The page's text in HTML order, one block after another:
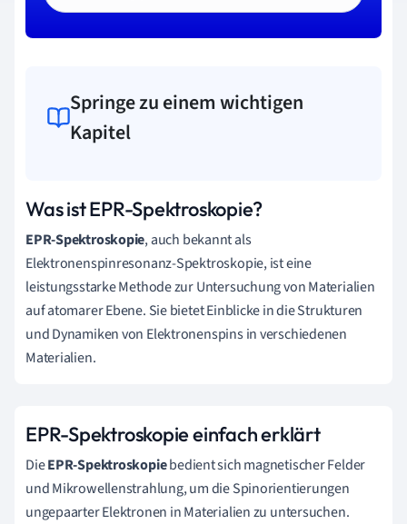
Springe zu einem wichtigen
Kapitel
Was ist EPR-Spektroskopie?
EPR-Spektroskopie, auch bekannt als
Elektronenspinresonanz-Spektroskopie, ist eine
leistungsstarke Methode zur Untersuchung von Materialien
auf atomarer Ebene. Sie bietet Einblicke in die Strukturen
und Dynamiken von Elektronenspins in verschiedenen
Materialien.
EPR-Spektroskopie einfach erklärt
DieEPR-Spektroskopiebedient sich magnetischer Felder
und Mikrowellenstrahlung, um die Spinorientierungen
ungepaarter Elektronen in Materialien zu untersuchen.